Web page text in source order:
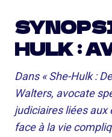
HULK :
Dans « She-Hulk :
Walters, avocate
judiciaires liées
face à la vie